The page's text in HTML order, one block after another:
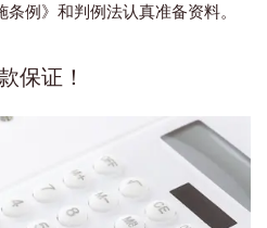
例》和判例法认真准备资料。
保证！